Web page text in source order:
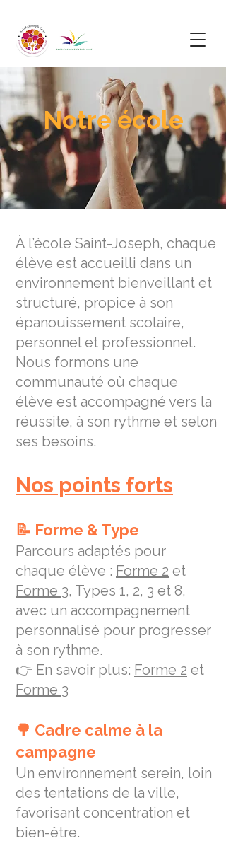
Notre école
À l’école Saint-Joseph, chaque
élève est accueilli dans un
environnement bienveillant et
structuré, propice à son
épanouissement scolaire,
personnel et professionnel.
Nous formons une
communauté où chaque
élève est accompagné vers la
réussite, à son rythme et selon
ses besoins.
Nos points forts
📝 Forme & Type
Parcours adaptés pour
chaque élève : Forme 2 et
Forme 3, Types 1, 2, 3 et 8,
avec un accompagnement
personnalisé pour progresser
à son rythme.
👉 En savoir plus: Forme 2 et
Forme 3
🌳 Cadre calme à la
campagne
Un environnement serein, loin
des tentations de la ville,
favorisant concentration et
bien-être.